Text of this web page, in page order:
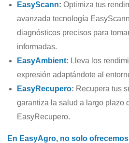
EasyScann: Optimiza tus
avanzada tecnología
diagnósticos precisos para
informadas.
EasyAmbient: Lleva los
expresión adaptándote al
EasyRecupero: Recupera tus
garantiza la salud a largo plazo
EasyRecupero.
En EasyAgro, no solo